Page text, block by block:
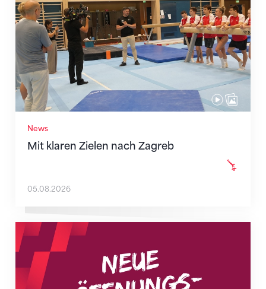
News
Mit klaren Zielen nach Zagreb
05.08.2026
Neue Empfangszeiten ab 1. August 2026